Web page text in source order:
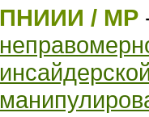
ПНИИИ / МР